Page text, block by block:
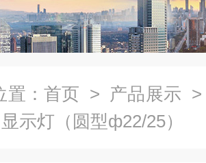
： 首页 > 产品展示
示灯（圆型ф22/25）